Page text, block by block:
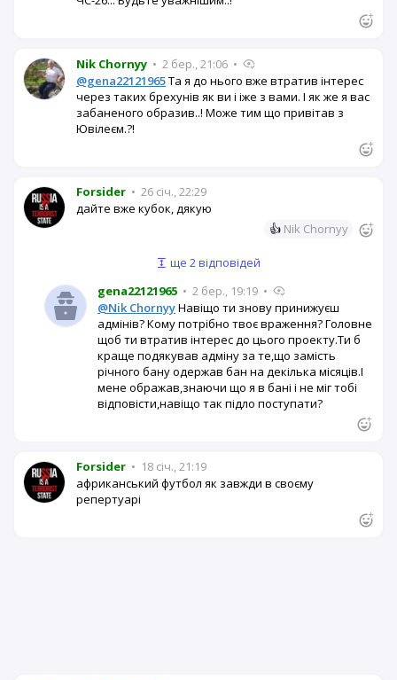
Nik Chornyy • 2 бер., 21:06 •
@gena22121965Та я до нього вже втратив інтерес
через таких брехунів як ви і іже з вами. І як же я вас
забаненого образив..! Може тим що привітав з
Ювілеєм.?!
Forsider • 26 січ., 22:29
дайте вже кубок, дякую
👍 Nik Chornyy
ще 2 відповідей
gena22121965 • 2 бер., 19:19 •
@Nik ChornyyНавіщо ти знову принижуєш
адмінів? Кому потрібно твоє враження? Головне
щоб ти втратив інтерес до цього проекту.Ти б
краще подякував адміну за те,що замість
річного бану одержав бан на декілька місяців.І
мене ображав,знаючи що я в бані і не міг тобі
відповісти,навіщо так підло поступати?
Forsider • 18 січ., 21:19
африканський футбол як завжди в своєму
репертуарі